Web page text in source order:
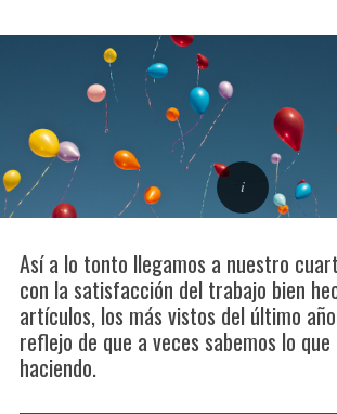
Así a lo tonto llegamos a nuestro
con la satisfacción del trabajo bien
artículos, los más vistos del último
reflejo de que a veces sabemos lo
haciendo.